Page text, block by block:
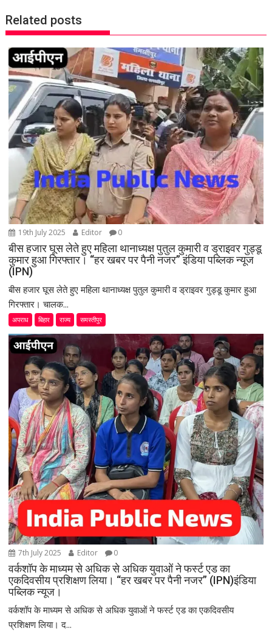
a
v
i
g
a
t
i
o
n
Related posts
19th July 2025 Editor 0
बीस हजार घूस लेते हुए महिला थानाध्यक्ष पुतुल कुमारी व ड्राइवर गुड्डू
कुमार हुआ गिरफ्तार। “हर खबर पर पैनी नजर” इंडिया पब्लिक न्यूज
(IPN)
बीस हजार घूस लेते हुए महिला थानाध्यक्ष पुतुल कुमारी व ड्राइवर गुड्डू कुमार हुआ
गिरफ्तार। चालक...
अपराध बिहार राज्य समस्तीपुर
7th July 2025 Editor 0
वर्कशॉप के माध्यम से अधिक से अधिक युवाओं ने फर्स्ट एड का
एकदिवसीय प्रशिक्षण लिया। “हर खबर पर पैनी नजर” (IPN)इंडिया
पब्लिक न्यूज।
वर्कशॉप के माध्यम से अधिक से अधिक युवाओं ने फर्स्ट एड का एकदिवसीय
प्रशिक्षण लिया। द...